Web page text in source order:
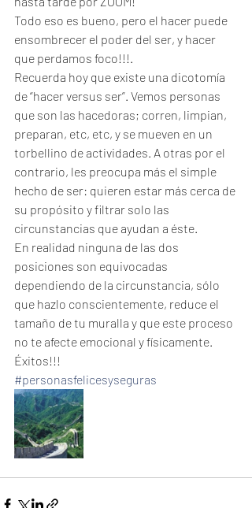
Todo eso es bueno, pero el hacer puede
ensombrecer el poder del ser, y hacer
que perdamos foco!!!.
Recuerda hoy que existe una dicotomía
de “hacer versus ser”. Vemos personas
que son las hacedoras; corren, limpian,
preparan, etc, etc, y se mueven en un
torbellino de actividades. A otras por el
contrario, les preocupa más el simple
hecho de ser: quieren estar más cerca de
su propósito y filtrar solo las
circunstancias que ayudan a éste.
En realidad ninguna de las dos
posiciones son equivocadas
dependiendo de la circunstancia, sólo
que hazlo conscientemente, reduce el
tamaño de tu muralla y que este proceso
no te afecte emocional y físicamente.
Éxitos!!!
#personasfelicesyseguras